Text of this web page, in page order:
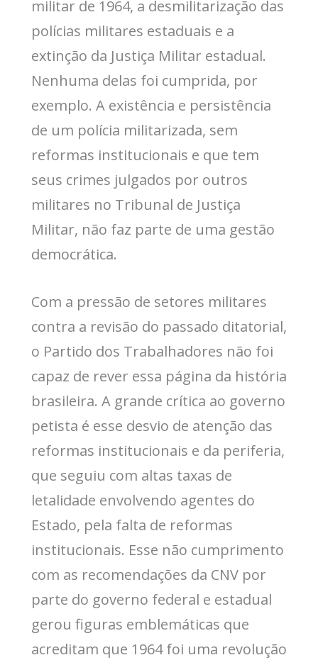
militar de 1964, a desmilitarização das
polícias militares estaduais e a
extinção da Justiça Militar estadual.
Nenhuma delas foi cumprida, por
exemplo. A existência e persistência
de um polícia militarizada, sem
reformas institucionais e que tem
seus crimes julgados por outros
militares no Tribunal de Justiça
Militar, não faz parte de uma gestão
democrática.
Com a pressão de setores militares
contra a revisão do passado ditatorial,
o Partido dos Trabalhadores não foi
capaz de rever essa página da história
brasileira. A grande crítica ao governo
petista é esse desvio de atenção das
reformas institucionais e da periferia,
que seguiu com altas taxas de
letalidade envolvendo agentes do
Estado, pela falta de reformas
institucionais. Esse não cumprimento
com as recomendações da CNV por
parte do governo federal e estadual
gerou figuras emblemáticas que
acreditam que 1964 foi uma revolução